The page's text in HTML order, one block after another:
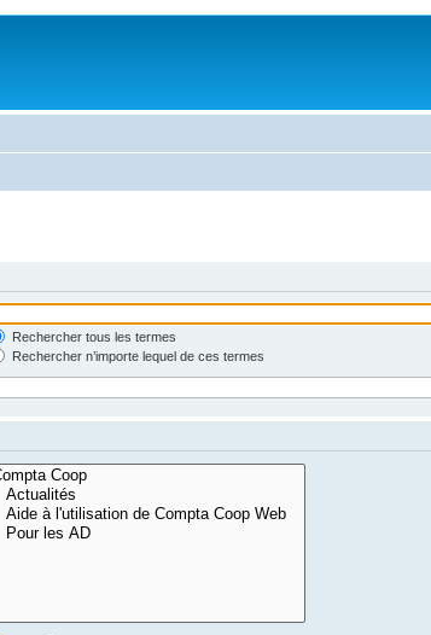
Rechercher tous les termes
Rechercher n’importe lequel de ces termes